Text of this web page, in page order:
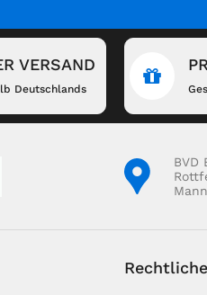
VERSAND
Deutschlands
BVD